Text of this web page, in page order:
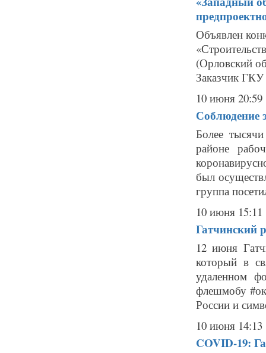
Объявлен
(Орловский
Заказчик
10 июня 20:59
Соблюдение
Более
районе
был
группа
10 июня 15:11
Гатчинский
12 июня
который в
удаленном
флешмобу
России и
10 июня 14:13
COVID-19: